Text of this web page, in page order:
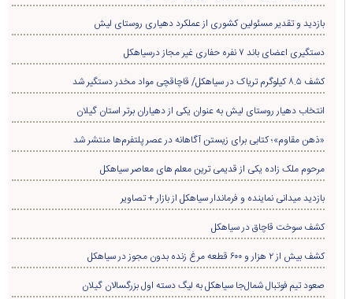
دستگیری سارق و مالخر سیم و کابل برق درسیاهکل
بازدید و تقدیر مسئولین کشوری از عملکرد دهیاری روستای لیش
دستگیری اعضای باند ۷ نفره حفاری غير مجاز درسیاهکل
کشف ۸.۵ کیلوگرم تریاک در سیاهکل/ قاچاقچی مواد مخدر دستگیر شد
انتخاب دهیار روستای لیش به عنوان یکی از دهیاران برتر استان گیلان
«ذهن مقاوم»؛ کتابی برای زیستن آگاهانه در عصر پلتفرم‌ها منتشر شد
مرحوم ملک زاده یکی از قدیمی ترین معلم های معاصر سیاهکل
بازدید میدانی نماینده و فرماندار سیاهکل از بازار + تصاویر
کشف سوخت قاچاق در سياهکل
کشف بیش از ۲ هزار و ۶۰۰ قطعه مرغ زنده بدون مجوز در سیاهکل